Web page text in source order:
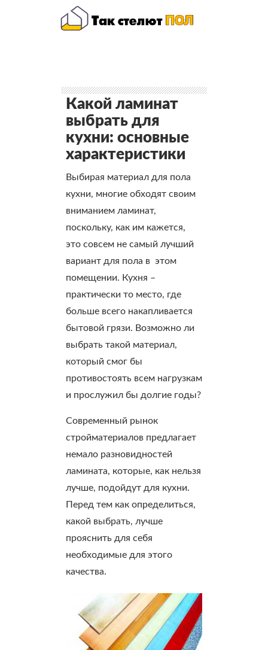
Какой ламинат
выбрать для
кухни: основные
характеристики
Выбирая материал для пола
кухни, многие обходят своим
вниманием ламинат,
поскольку, как им кажется,
это совсем не самый лучший
вариант для пола в этом
помещении. Кухня –
практически то место, где
больше всего накапливается
бытовой грязи. Возможно ли
выбрать такой материал,
который смог бы
противостоять всем нагрузкам
и прослужил бы долгие годы?
Современный рынок
стройматериалов предлагает
немало разновидностей
ламината, которые, как нельзя
лучше, подойдут для кухни.
Перед тем как определиться,
какой выбрать, лучше
прояснить для себя
необходимые для этого
качества.